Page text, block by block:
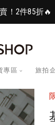
！2件85折🔥
專區 旅拍